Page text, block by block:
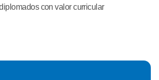
con valor curricular